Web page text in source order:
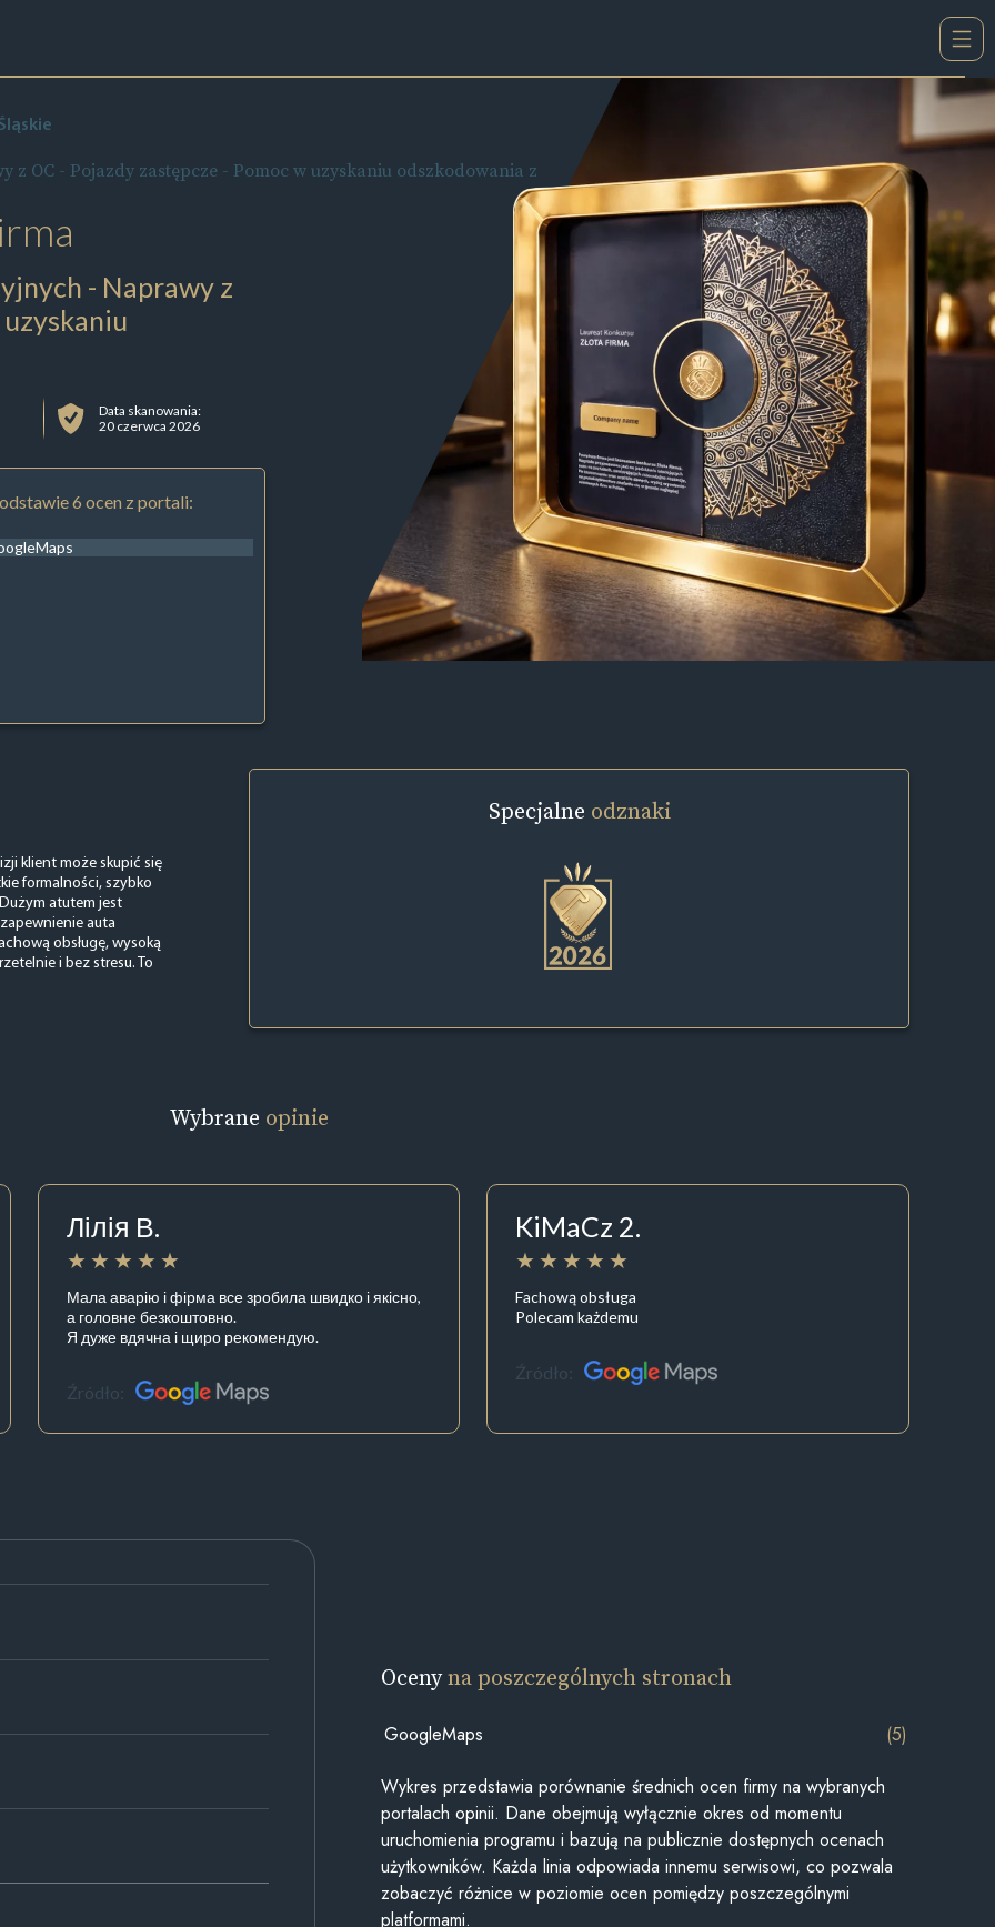
OC - Pojazdy zastępcze - Pomoc w uzyskaniu odszkodowania z
- Naprawy z
uzyskaniu
Data skanowania:
20 czerwca 2026
6 ocen z portali:
klient może skupić się
formalności, szybko
atutem jest
auta
obsługę, wysoką
i bez stresu. To
Specjalne odznaki
Wybrane opinie
Лілія В.
Мала аварію і фірма все зробила швидко і якісно,
а головне безкоштовно.
Я дуже вдячна і щиро рекомендую.
Źródło:
KiMaCz 2.
Fachową obsługa
Polecam każdemu
Źródło:
Ocenyna poszczególnych stronach
GoogleMaps (5)
Wykres przedstawia porównanie średnich ocen firmy na wybranych
portalach opinii. Dane obejmują wyłącznie okres od momentu
uruchomienia programu i bazują na publicznie dostępnych ocenach
użytkowników. Każda linia odpowiada innemu serwisowi, co pozwala
zobaczyć różnice w poziomie ocen pomiędzy poszczególnymi
platformami.